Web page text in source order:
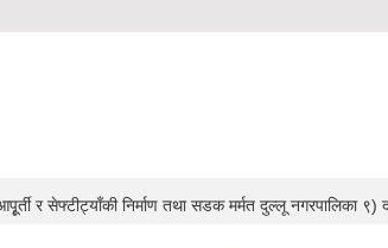
र सेफ्टीट्याँकी निर्माण तथा सडक मर्मत दुल्लू नगरपालिका